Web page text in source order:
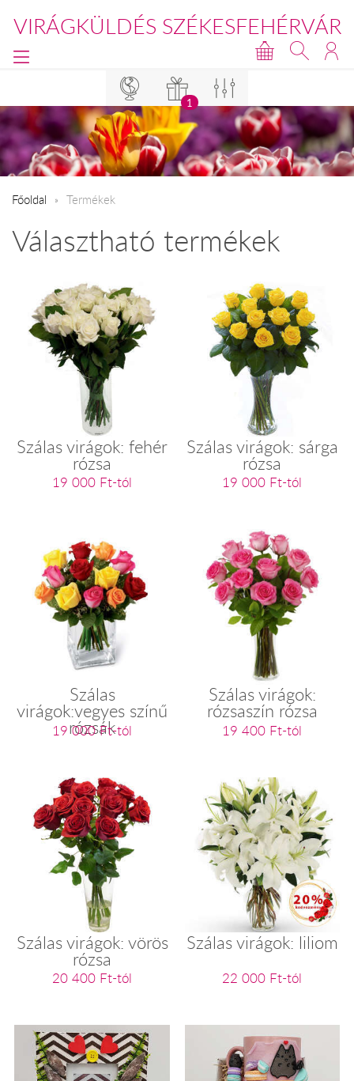
VIRÁGKÜLDÉS SZÉKESFEHÉRVÁR
1
Főoldal Termékek
Választható termékek
Szálas virágok: fehér
rózsa
19 000 Ft-tól
Szálas virágok: sárga
rózsa
19 000 Ft-tól
Szálas
virágok:vegyes színű
rózsák
19 000 Ft-tól
Szálas virágok:
rózsaszín rózsa
19 400 Ft-tól
Szálas virágok: vörös
rózsa
20 400 Ft-tól
Szálas virágok: liliom
22 000 Ft-tól